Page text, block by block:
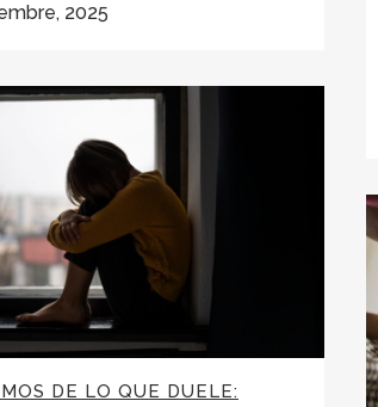
2025
DE LO QUE DUELE: